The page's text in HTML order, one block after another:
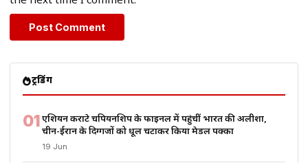
ट्रेंडिंग
01एशियन कराटे चैंपियनशिप के फाइनल में पहुंचीं भारत की अलीशा,
चीन-ईरान के दिग्गजों को धूल चटाकर किया मेडल पक्का
19 Jun